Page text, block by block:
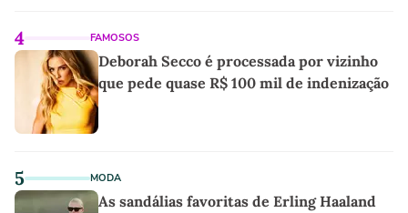
4 FAMOSOS
Deborah Secco é processada por vizinho
que pede quase R$ 100 mil de indenização
5 MODA
As sandálias favoritas de Erling Haaland